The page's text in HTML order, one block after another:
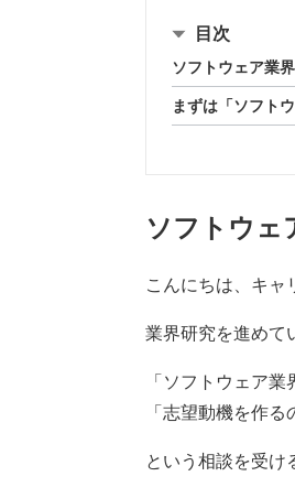
目次
ソフトウェア業
まずは「ソフト
ソフトウェ
こんにちは、キャ
業界研究を進めて
「ソフトウェア
「志望動機を作
という相談を受け